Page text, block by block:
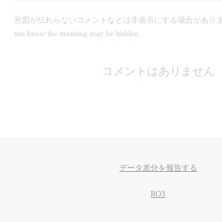
意図が伝わらないコメントなどは非表示にする場合があり
not know the meaning may be hidden.
コメントはありません
データ差分を報告する
RO3